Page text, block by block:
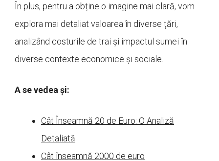
În plus, pentru a obține o imagine mai clară, vom
explora mai detaliat valoarea în diverse țări,
analizând costurile de trai și impactul sumei în
diverse contexte economice și sociale.
A se vedea și:
Cât Înseamnă 20 de Euro: O Analiză
Detaliată
Cât înseamnă 2000 de euro